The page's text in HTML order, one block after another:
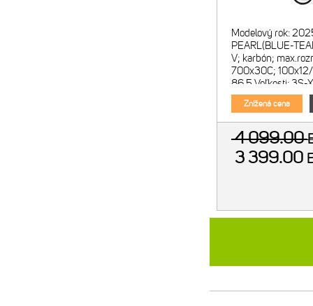
Modelový rok:
PEARL(BLUE-
V; karbón;
700x30C;
86.5 Veľkosti: 3S-
Vidlica: Scultura
Znížená cena
4 099.00
3 399.00